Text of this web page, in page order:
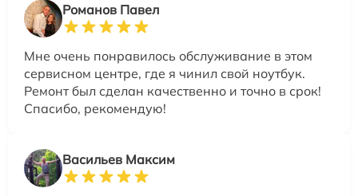
Романов Павел
Мне очень понравилось обслуживание в этом
сервисном центре, где я чинил свой ноутбук.
Ремонт был сделан качественно и точно в срок!
Спасибо, рекомендую!
Васильев Максим